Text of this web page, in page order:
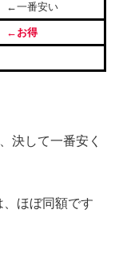
←一番安い
←お得
決して一番安く
ほぼ同額です